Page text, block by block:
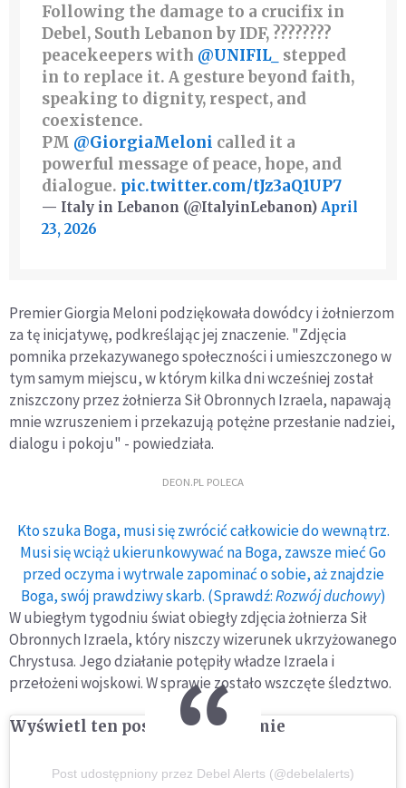
Following the damage to a crucifix in
Debel, South Lebanon by IDF, ????????
peacekeepers with @UNIFIL_ stepped
in to replace it. A gesture beyond faith,
speaking to dignity, respect, and
coexistence.
PM @GiorgiaMeloni called it a
powerful message of peace, hope, and
dialogue. pic.twitter.com/tJz3aQ1UP7
— Italy in Lebanon (@ItalyinLebanon) April
23, 2026
Premier Giorgia Meloni podziękowała dowódcy i żołnierzom
za tę inicjatywę, podkreślając jej znaczenie. "Zdjęcia
pomnika przekazywanego społeczności i umieszczonego w
tym samym miejscu, w którym kilka dni wcześniej został
zniszczony przez żołnierza Sił Obronnych Izraela, napawają
mnie wzruszeniem i przekazują potężne przesłanie nadziei,
dialogu i pokoju" - powiedziała.
DEON.PL POLECA
Kto szuka Boga, musi się zwrócić całkowicie do wewnątrz.
Musi się wciąż ukierunkowywać na Boga, zawsze mieć Go
przed oczyma i wytrwale zapominać o sobie, aż znajdzie
Boga, swój prawdziwy skarb. (Sprawdź:Rozwój duchowy)
W ubiegłym tygodniu świat obiegły zdjęcia żołnierza Sił
Obronnych Izraela, który niszczy wizerunek ukrzyżowanego
Chrystusa. Jego działanie potępiły władze Izraela i
przełożeni wojskowi. W sprawie zostało wszczęte śledztwo.
Wyświetl ten post na Instagramie
Post udostępniony przez Debel Alerts (@debelalerts)